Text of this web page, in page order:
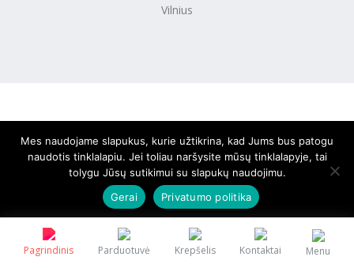
Pagrindinis Parduotuvė Krepšelis Kontaktai Menu
Vilnius
Mes naudojame slapukus, kurie užtikrina, kad Jums bus patogu
naudotis tinklalapiu. Jei toliau naršysite mūsų tinklalapyje, tai
tolygu Jūsų sutikimui su slapukų naudojimu.
Gerai
Privatumo politika